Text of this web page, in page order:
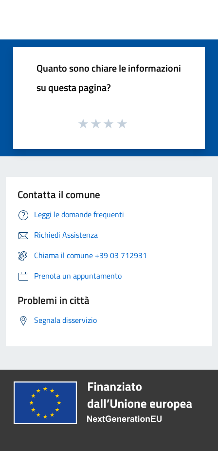
Quanto sono chiare le informazioni
su questa pagina?
Contatta il comune
Leggi le domande frequenti
Richiedi Assistenza
Chiama il comune +39 03 712931
Prenota un appuntamento
Problemi in città
Segnala disservizio